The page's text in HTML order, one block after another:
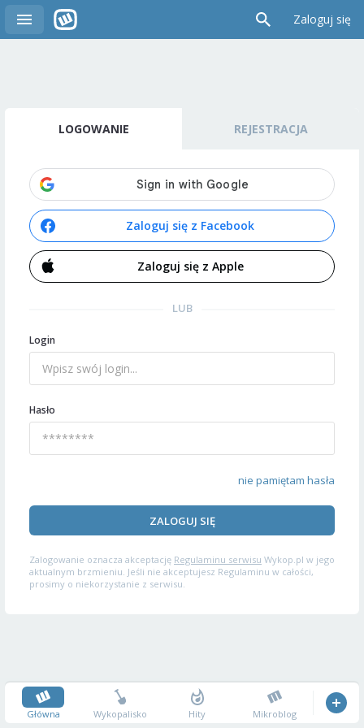
Zaloguj się
LOGOWANIE REJESTRACJA
Zaloguj się z Facebook
Zaloguj się z Apple
LUB
Login
Hasło
nie pamiętam hasła
ZALOGUJ SIĘ
Zalogowanie oznacza akceptację Regulaminu serwisu Wykop.pl w jego
aktualnym brzmieniu. Jeśli nie akceptujesz Regulaminu w całości,
prosimy o niekorzystanie z serwisu.
Główna Wykopalisko Hity Mikroblog